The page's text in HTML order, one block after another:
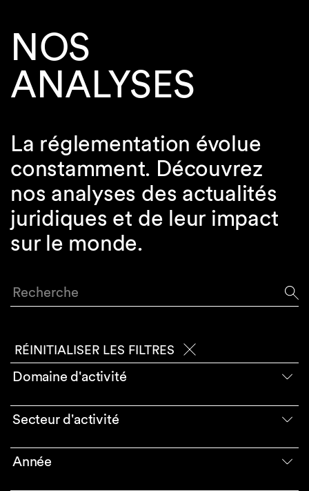
NOS
ANALYSES
La réglementation évolue
constamment. Découvrez
nos analyses des actualités
juridiques et de leur impact
sur le monde.
Recherche
RÉINITIALISER LES FILTRES
Domaine d'activité
Secteur d'activité
Année